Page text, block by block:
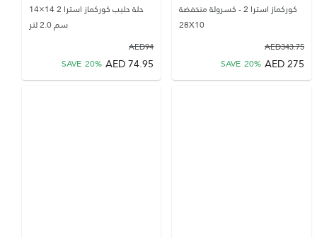
كوركماز استرا 2 - كسرولة منخفضة
28X10
343.75
AED
275
AED
SAVE 20%
حلة حليب كوركماز استرا 2 14×14
سم 2.0 لتر
94
AED
74.95
AED
SAVE 20%